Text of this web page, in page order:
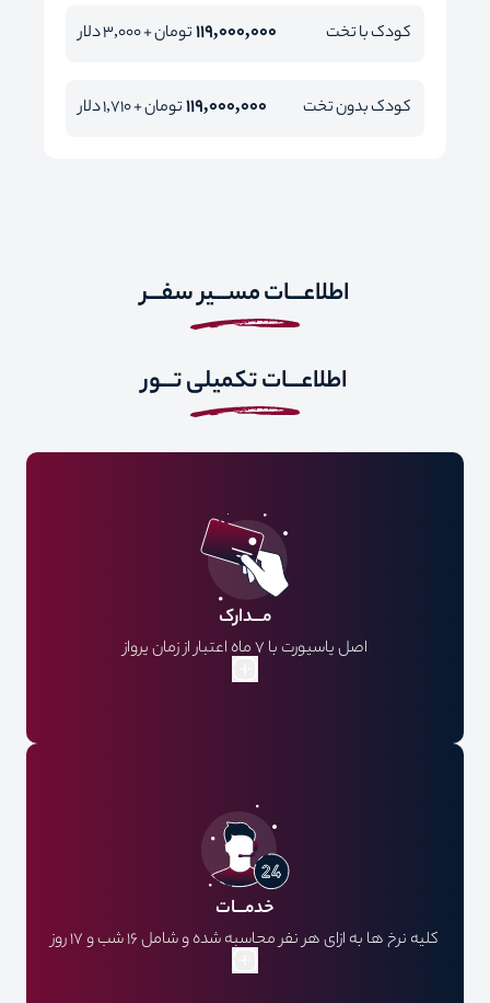
کودک با تخت 119,000,000تومان + 3,000 دلار
کودک بدون تخت 119,000,000تومان + 1,710 دلار
اطلاعـــات مســـیر سفـــر
اطلاعـــات تکمیلی تـــور
مـــدارک
اصل پاسپورت با 7 ماه اعتبار از زمان پرواز
سربرگ بانک با مهر و امضا
خدمـــات
کلیه نرخ ها به ازای هر نفر محاسبه شده و شامل 16 شب و 17 روز
اقامت